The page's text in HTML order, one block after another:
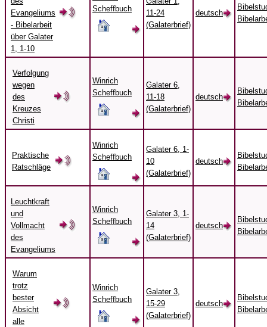
Evangeliums
- Bibelarbeit
über Galater
1, 1-10
Scheffbuch
11-24
(Galaterbrief)
deutsch
Verfolgung
wegen
des
Kreuzes
Christi
Winrich
Scheffbuch
Galater 6,
11-18
(Galaterbrief)
deutsch
Praktische
Ratschläge
Winrich
Scheffbuch
Galater 6, 1-
10
(Galaterbrief)
deutsch
Leuchtkraft
und
Vollmacht
des
Evangeliums
Winrich
Scheffbuch
Galater 3, 1-
14
(Galaterbrief)
deutsch
Warum
trotz
bester
Absicht
alle
Winrich
Scheffbuch
Galater 3,
15-29
(Galaterbrief)
deutsch